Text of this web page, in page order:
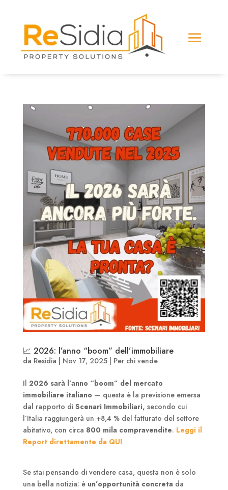
📈 2026: l’anno “boom” dell’immobiliare
da Residia Nov 17, 2025| Per chi vende
Il 2026 sarà l’anno “boom” del mercato
immobiliare italiano — questa è la previsione emersa
dal rapporto di Scenari Immobiliari, secondo cui
l’Italia raggiungerà un +8,4 % del fatturato del settore
abitativo, con circa 800 mila compravendite. Leggi il
Report direttamente da QUI
Se stai pensando di vendere casa, questa non è solo
una bella notizia: è un’opportunità concretada